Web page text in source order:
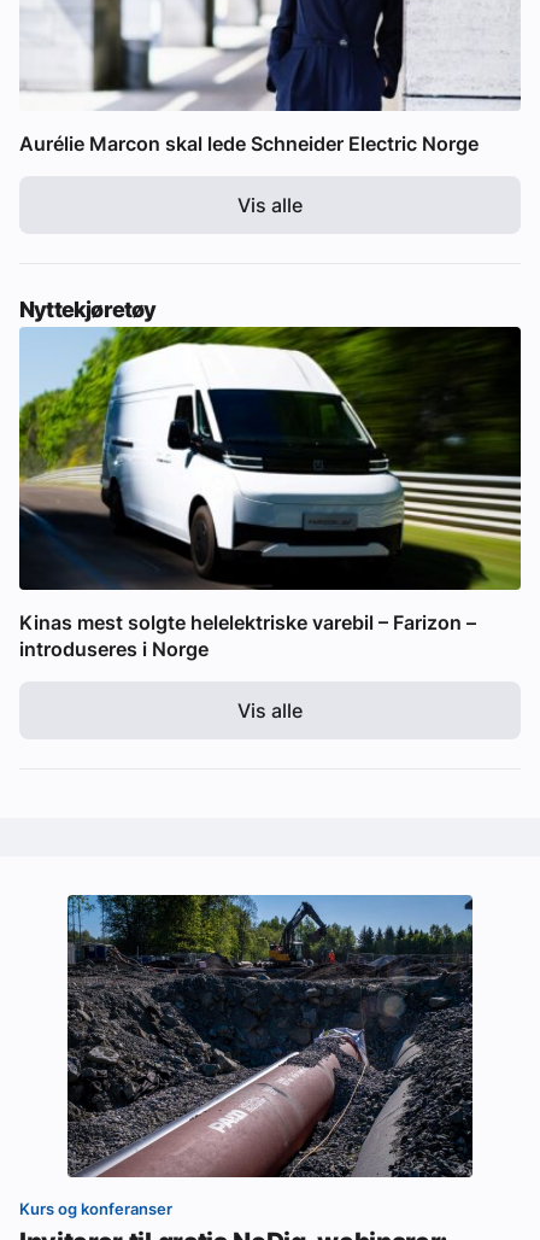
Aurélie Marcon skal lede Schneider Electric Norge
Vis alle
Nyttekjøretøy
Kinas mest solgte helelektriske varebil – Farizon –
introduseres i Norge
Vis alle
Kurs og konferanser